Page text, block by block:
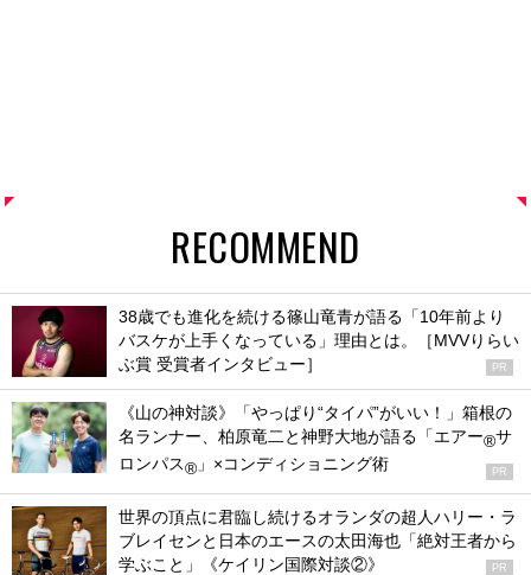
RECOMMEND
38歳でも進化を続ける篠山竜青が語る「10年前より
バスケが上手くなっている」理由とは。［MVVりらい
ぶ賞 受賞者インタビュー］
PR
《山の神対談》「やっぱり“タイパ”がいい！」箱根の
名ランナー、柏原竜二と神野大地が語る「エアー®サ
ロンパス® 」×コンディショニング術 PR
世界の頂点に君臨し続けるオランダの超人ハリー・ラ
ブレイセンと日本のエースの太田海也「絶対王者から
学ぶこと」《ケイリン国際対談②》
PR